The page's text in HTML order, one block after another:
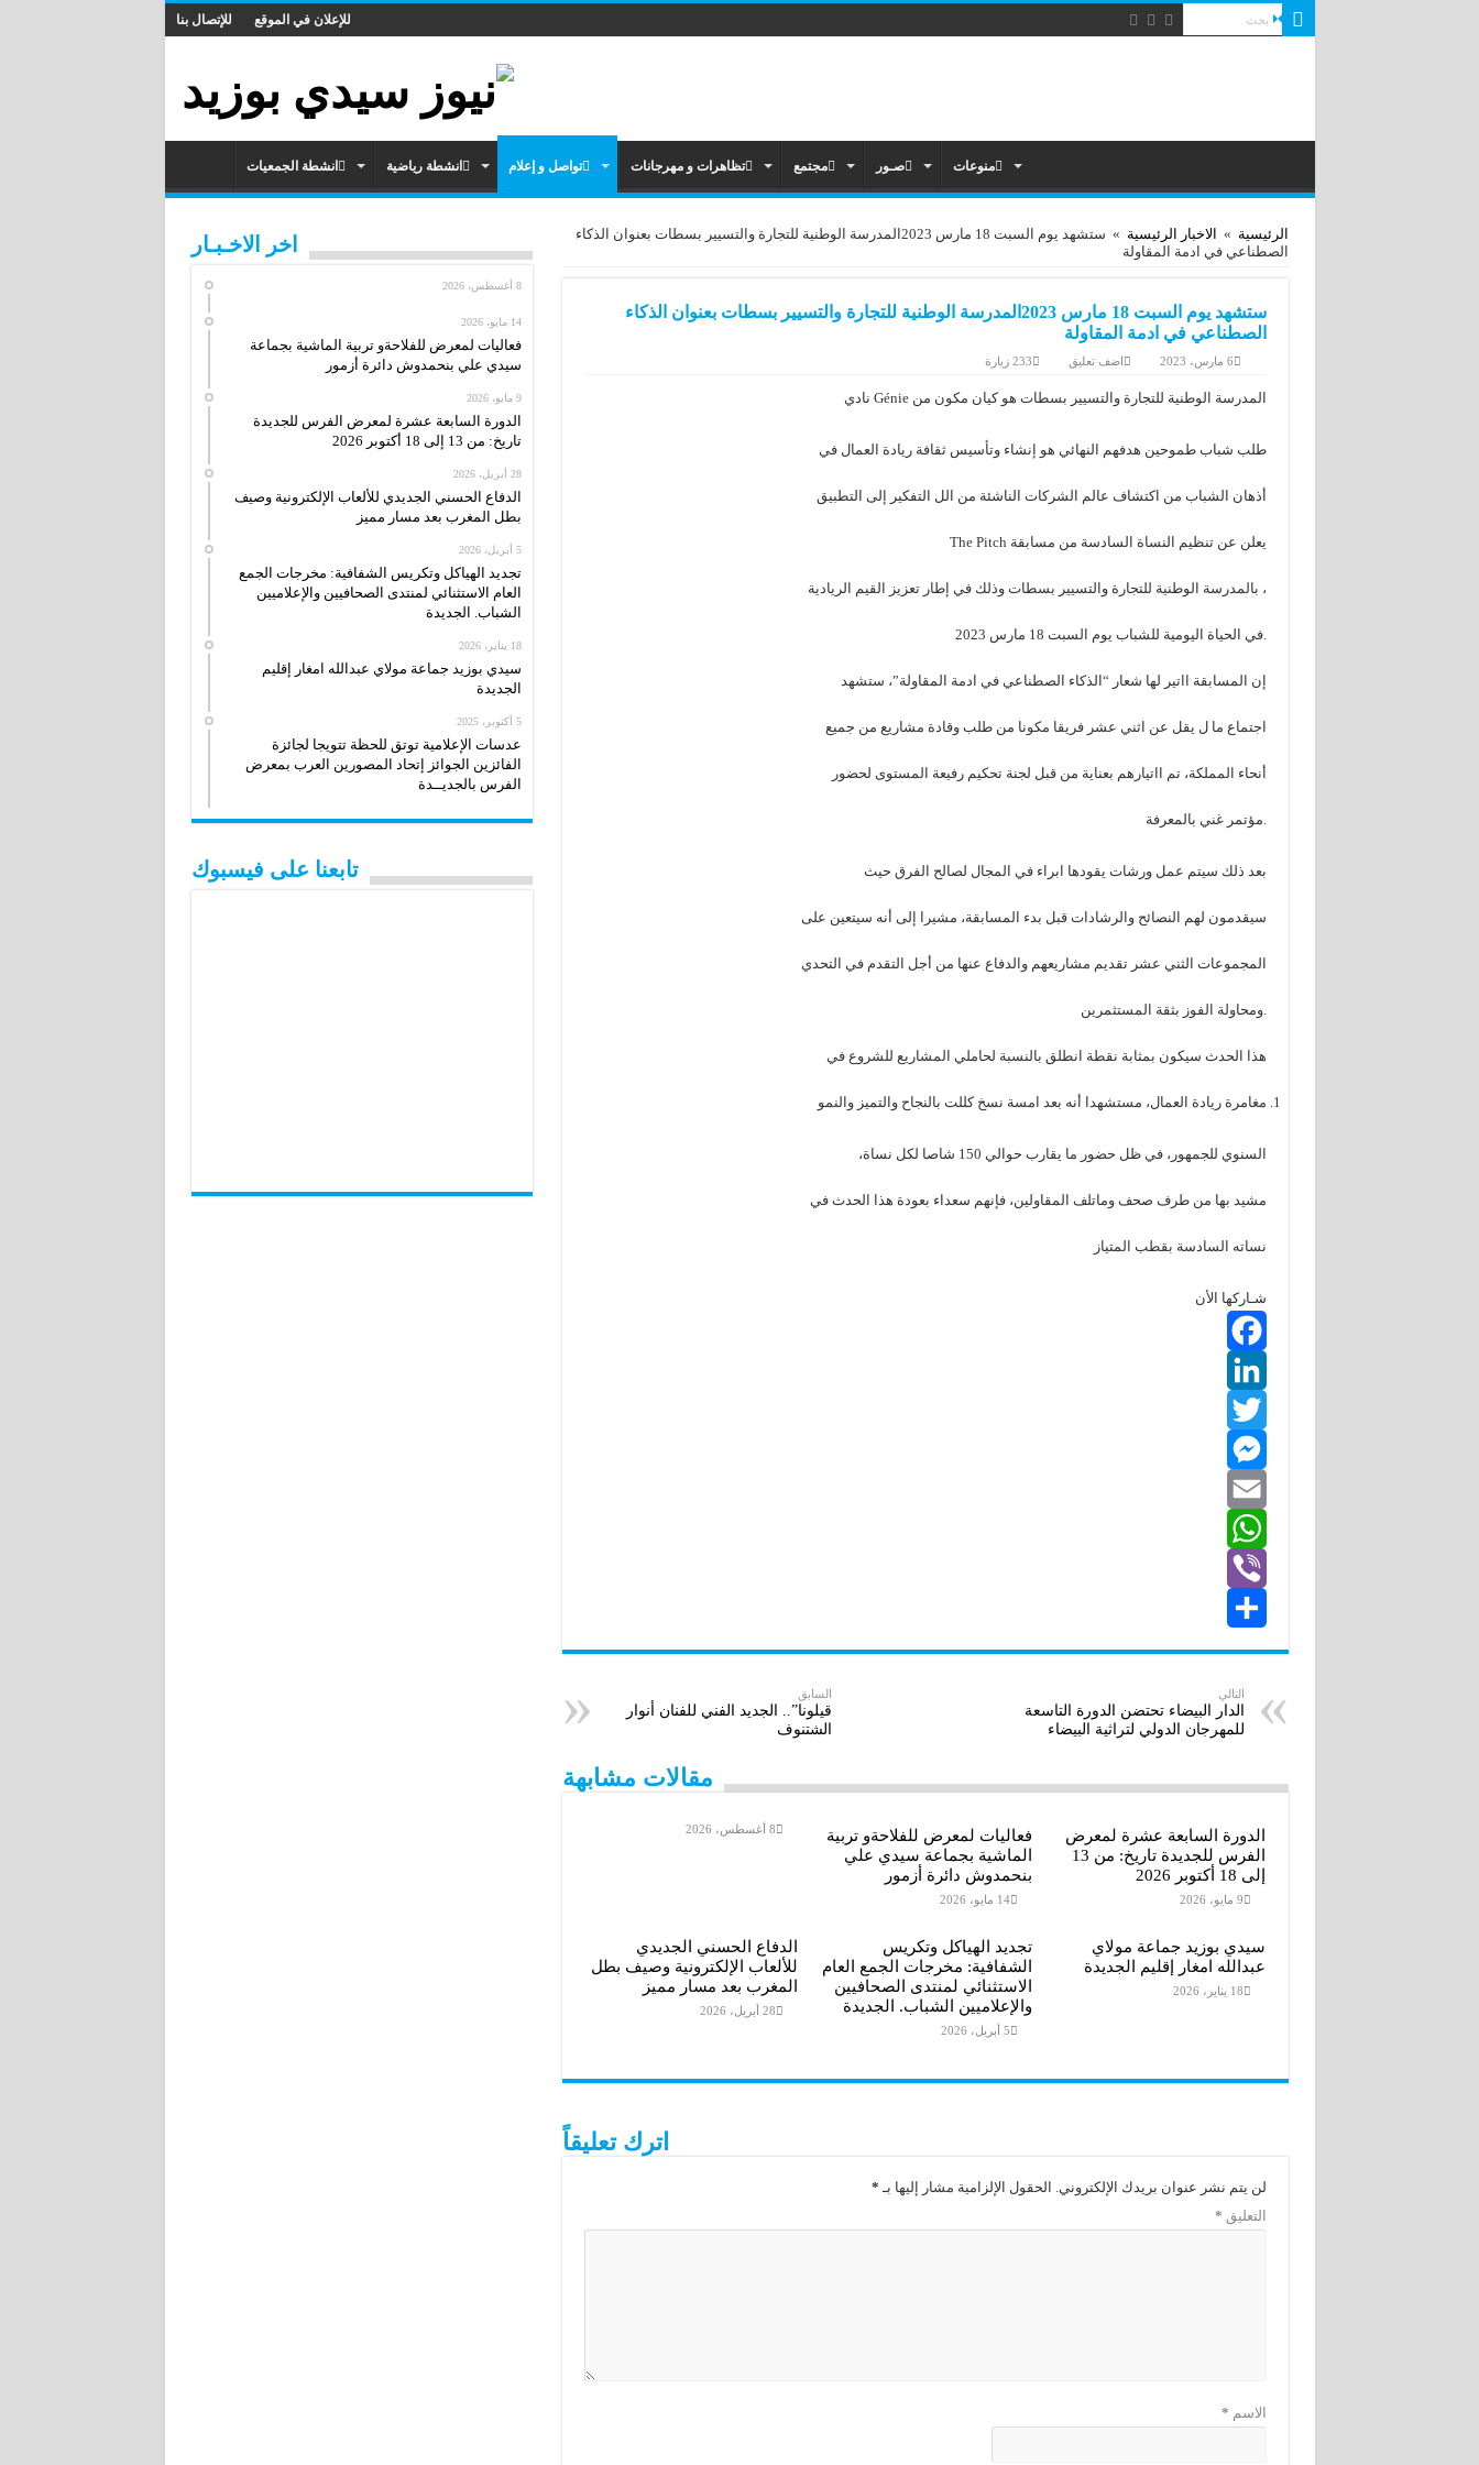
للإتصال بنا للإعلان في الموقع
انشطة الجمعيات انشطة رياضية تواصل و إعلام تظاهرات و مهرجانات مجتمع صـور منوعات
الرئيسية » الاخبار الرئيسية »
ستشهد يوم السبت 18 مارس 2023المدرسة الوطنية للتجارة والتسيير بسطات بعنوان الذكاء
الصطناعي في ادمة المقاولة
ستشهد يوم السبت 18 مارس 2023المدرسة الوطنية للتجارة والتسيير بسطات بعنوان الذكاء
الصطناعي في ادمة المقاولة
6 مارس، 2023 اضف تعليق 233 زيارة
المدرسة الوطنية للتجارة والتسيير بسطات هو كيان مكون من Génie نادي
طلب شباب طموحين هدفهم النهائي هو إنشاء وتأسيس ثقافة ريادة العمال في
أذهان الشباب من اكتشاف عالم الشركات الناشئة من الل التفكير إلى التطبيق
يعلن عن تنظيم النساة السادسة من مسابقة The Pitch
، بالمدرسة الوطنية للتجارة والتسيير بسطات وذلك في إطار تعزيز القيم الريادية
.في الحياة اليومية للشباب يوم السبت 18 مارس 2023
إن المسابقة ااتير لها شعار “الذكاء الصطناعي في ادمة المقاولة”، ستشهد
اجتماع ما ل يقل عن اثني عشر فريقا مكونا من طلب وقادة مشاريع من جميع
أنحاء المملكة، تم ااتيارهم بعناية من قبل لجنة تحكيم رفيعة المستوى لحضور
.مؤتمر غني بالمعرفة
بعد ذلك سيتم عمل ورشات يقودها ابراء في المجال لصالح الفرق حيث
سيقدمون لهم النصائح والرشادات قبل بدء المسابقة، مشيرا إلى أنه سيتعين على
المجموعات الثني عشر تقديم مشاريعهم والدفاع عنها من أجل التقدم في التحدي
.ومحاولة الفوز بثقة المستثمرين
هذا الحدث سيكون بمثابة نقطة انطلق بالنسبة لحاملي المشاريع للشروع في
مغامرة ريادة العمال، مستشهدا أنه بعد امسة نسخ كللت بالنجاح والتميز والنمو
السنوي للجمهور، في ظل حضور ما يقارب حوالي 150 شاصا لكل نساة،
مشيد بها من طرف صحف وماتلف المقاولين، فإنهم سعداء بعودة هذا الحدث في
نساته السادسة بقطب المتياز
شـاركها الأن
F
c
e
b
o
o
k
L
n
k
e
d
I
T
w
e
M
e
s
e
E
m
i
W
h
a
p
V
i
S
السابق
قيلونا”.. الجديد الفني للفنان أنوار
الشتنوف
التالي
الدار البيضاء تحتضن الدورة التاسعة
للمهرجان الدولي لتراثية البيضاء
مقالات مشابهة
8 أغسطس، 2026
فعاليات لمعرض للفلاحةو تربية
الماشية بجماعة سيدي علي
بنحمدوش دائرة أزمور
14 مايو، 2026
الدورة السابعة عشرة لمعرض
الفرس للجديدة تاريخ: من 13
إلى 18 أكتوبر 2026
9 مايو، 2026
الدفاع الحسني الجديدي
للألعاب الإلكترونية وصيف بطل
المغرب بعد مسار مميز
28 أبريل، 2026
تجديد الهياكل وتكريس
الشفافية: مخرجات الجمع العام
الاستثنائي لمنتدى الصحافيين
والإعلاميين الشباب. الجديدة
5 أبريل، 2026
سيدي بوزيد جماعة مولاي
عبدالله امغار إقليم الجديدة
18 يناير، 2026
اترك تعليقاً
لن يتم نشر عنوان بريدك الإلكتروني. الحقول الإلزامية مشار إليها بـ *
التعليق *
الاسم *
اخر الاخـبـار
8 أغسطس، 2026
14 مايو، 2026
فعاليات لمعرض للفلاحةو تربية الماشية بجماعة
سيدي علي بنحمدوش دائرة أزمور
9 مايو، 2026
الدورة السابعة عشرة لمعرض الفرس للجديدة
تاريخ: من 13 إلى 18 أكتوبر 2026
28 أبريل، 2026
الدفاع الحسني الجديدي للألعاب الإلكترونية وصيف
بطل المغرب بعد مسار مميز
5 أبريل، 2026
تجديد الهياكل وتكريس الشفافية: مخرجات الجمع
العام الاستثنائي لمنتدى الصحافيين والإعلاميين
الشباب. الجديدة
18 يناير، 2026
سيدي بوزيد جماعة مولاي عبدالله امغار إقليم
الجديدة
5 أكتوبر، 2025
عدسات الإعلامية توتق للحظة تتويجا لجائزة
الفائزين الجوائز إتحاد المصورين العرب بمعرض
الفرس بالجديــدة
تابعنا على فيسبوك